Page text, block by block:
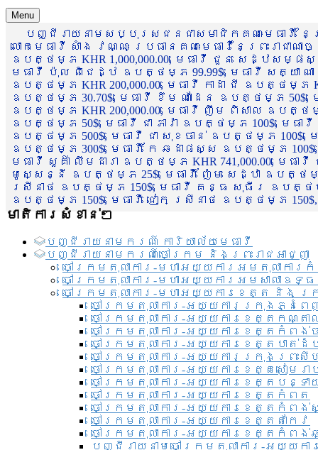
Menu
បញ្ជីរាយនាមសប្បុរសជនជាសមាជិកគណៈមេធាវី
លោកមេធាវី សាំង វណ្ណៈ ប្រធានគណៈមេធាវីនៃព្រះរា
ឧបត្ថម្ភ KHR 1,000,000.00, មេធាវី ជួន សេដ្ឋស
មេធាវី ប៉ុល ពិជេដ្ឋ ឧបត្ថម្ភ 99.99$, មេធាវី សត្យា ណ
ឧបត្ថម្ភ KHR 200,000.00, មេធាវី កាដា ជី ឧបត្ថម្ភ
ឧបត្ថម្ភ 30.70$, មេធាវី ខឹម ណាដែន ឧបត្ថម្ភ 50$,
ឧបត្ថម្ភ KHR 200,000.00, មេធាវី ញឹម ពិសាល ឧបត្ថ
ឧបត្ថម្ភ 50$, មេធាវី ជា ភារ៉ា ឧបត្ថម្ភ 100$, មេ
ឧបត្ថម្ភ 500$, មេធាវី ជា សុខចាន់ ឧបត្ថម្ភ
ឧបត្ថម្ភ 300$, មេធាវី កែ ឆដាផស្ស ឧបត្ថម្ភ
មេធាវី សួគ៌ា លឹមដារា ឧបត្ថម្ភ KHR 741,000.00, មេ
មូសេ្សន្នី ឧបត្ថម្ភ 25$, មេធាវី ញ៉ែម សេដ្ឋា ឧបត្ថ
ស្រីនាថ ឧបត្ថម្ភ 150$, មេធាវី គន្ធ សុធីរ ឧបត្ថម្ភ
ឧបត្ថម្ភ 150$, មេធាវី ជៀក ស្រីនាថ ឧបត្ថម្ភ 150$,
មាតិការសំខាន់ៗ
បញ្ជី​រាយ​នាមករណ៍ ការិយាល័យ​មេធាវី​
បញ្ជី​រាយ​នាមករណ៍​ចៅក្រម និងព្រះរាជអាជ្ញា
ចៅក្រមតុលាការ-មហាអយ្យការអមតុលាការ
ចៅក្រមតុលាការ-មហាអយ្យការអមសាលាឧទ្
ចៅក្រមតុលាការ-មហាអយ្យការខេត្ត និង ក្
ចៅក្រមតុលាការ-អយ្យការក្រុងភ្នំពេ
ចៅក្រមតុលាការ-អយ្យការខេត្តកណ្តា
ចៅក្រមតុលាការ-អយ្យការខេត្តកំពង់ច
ចៅក្រមតុលាការ-អយ្យការខេត្តបាត់ដំ
ចៅក្រមតុលាការ-អយ្យការ​ក្រុងព្រះសី
ចៅក្រមតុលាការ-អយ្យការខេត្តសៀមរា
ចៅក្រមតុលាការ-អយ្យការខេត្តបន្ទា
ចៅក្រមតុលាការ-អយ្យការខេត្តកំពត
ចៅក្រមតុលាការ-អយ្យការខេត្តកំពង់
ចៅក្រមតុលាការ-អយ្យការខេត្តតាកែវ
ចៅក្រមតុលាការ-អយ្យការខេត្តកំពង់
បញ្ជីរាយនាមចៅក្រមតុលាការ-អយ្យក